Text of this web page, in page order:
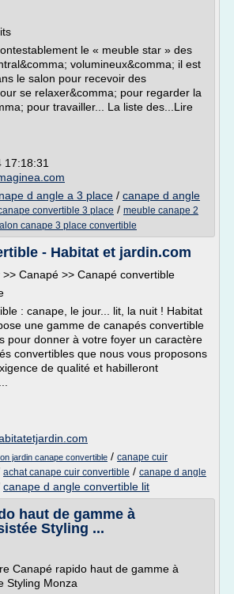
le « meuble star » des
volumineux&comma; il est
le salon pour recevoir des
se relaxer&comma; pour regarder la
pour travailler... La liste des...Lire
17:18:31
d angle a 3 place / canape d angle
convertible 3 place / meuble canape 2
canape 3 place convertible
- Habitat et jardin.com
Canapé >> Canapé convertible
: canape, le jour... lit, la nuit ! Habitat
une gamme de canapés convertible
pour donner à votre foyer un caractère
convertibles que nous vous proposons
de qualité et habilleront
jardin canape convertible / canape cuir
achat canape cuir convertible / canape d angle
canape d angle convertible lit
haut de gamme à
Styling ...
Canapé rapido haut de gamme à
Styling Monza